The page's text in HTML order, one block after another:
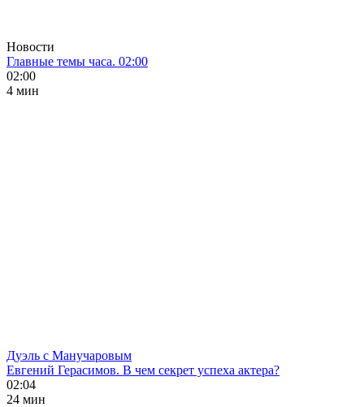
Новости
Главные темы часа. 02:00
02:00
4 мин
Дуэль с Манучаровым
Евгений Герасимов. В чем секрет успеха актера?
02:04
24 мин